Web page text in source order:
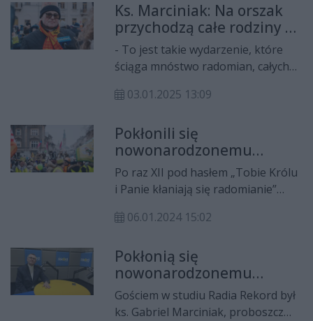
Ks. Marciniak: Na orszak
przychodzą całe rodziny z
dziećmi
- To jest takie wydarzenie, które
ściąga mnóstwo radomian, całych
jeden z organizatorów Orszaku
Michał Kaczor.
03.01.2025 13:09
Pokłonili się
nowonarodzonemu
Dzieciątku
Po raz XII pod hasłem „Tobie Królu
i Panie kłaniają się radomianie”
Trzech Króli. Wzięły w nim udział
z Rynku na pl. Corazziego, aby
pokłonić się nowonarodzonemu
Dzieciątku.
06.01.2024 15:02
Pokłonią się
nowonarodzonemu
Dzieciątku
Gościem w studiu Radia Rekord był
ks. Gabriel Marciniak, proboszcz